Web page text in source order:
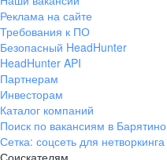
Реклама на сайте
Требования к ПО
Безопасный HeadHunter
HeadHunter API
Партнерам
Инвесторам
Каталог компаний
Поиск по вакансиям в Барятино
Сетка: соцсеть для нетворкинга